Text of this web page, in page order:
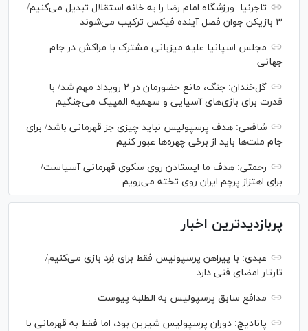
تاجرنیا: ورزشگاه امام رضا را به خانه استقلال تبدیل می‌کنیم/
۳ بازیکن جوان فصل آینده فیکس ترکیب می‌شوند
مجلس اسپانیا علیه میزبانی مشترک با مراکش در جام
جهانی
گل‌خندان: جنگ، مانع حضورمان در ۲ رویداد مهم شد/ با
قدرت برای بازی‌های آسیایی و سهمیه المپیک می‌جنگیم
شافعی: هدف پرسپولیس نباید چیزی جز قهرمانی باشد/ برای
جام ملت‌ها باید از برخی چهره‌ها عبور کنیم
رحمتی: هدف ما ایستادن روی سکوی قهرمانی آسیاست/
برای اهتزاز پرچم ایران روی تخته می‌رویم
پربازدیدترین اخبار
عبدی: با پیراهن پرسپولیس فقط برای بُرد بازی می‌کنیم/
تارتار امضای فنی دارد
مدافع سابق پرسپولیس به الطلبه پیوست
پانادیچ: دوران پرسپولیس شیرین بود، اما فقط به قهرمانی با